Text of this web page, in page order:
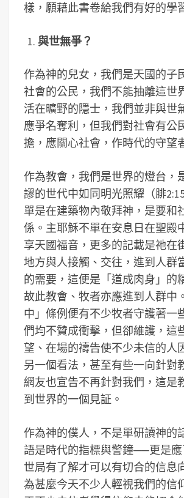
樣，願藉此書卷給我們有好的學
與世無爭？
作為神的兒女，我們是天國的子
社會的公民，我們不能抽離這世
活在曠野的隱士，我們並非與世
應爭名奪利，但我們對社會有公
擔，應關心社會，作時代的守望
作為教會，我們是世界的燈台，
謬的世代中如同明光照耀（腓
單是在建築物內敬拜神，是要和
係。主耶穌不單在安息日在聖殿
享天國福音，更多的記載是祂在
地方與人接觸、交往，進到人群
的需要，這便是「道成肉身」的
故此教會、牧者亦應進到人群中
中」條例便有不少牧者守護著一
們均不贊成衝擊，但卻維護，這
望、在場的禱告使不少未信的人
另一個看法，甚至有些一向針對
網友也宣告不再針對我們，這是
到世界的一個見証。
作為神的僕人，不是單研讀神的
語是時代的指標與警鐘──更是
世局有了解才可以有切合的信息
為甚麼今天不少人輕視我們的信